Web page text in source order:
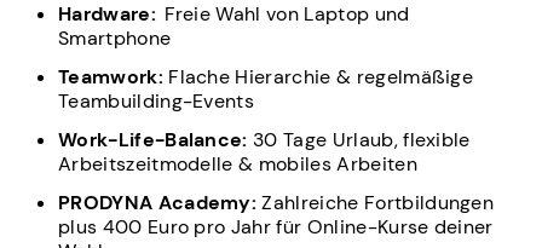
Hardware: Freie Wahl von Laptop und
Smartphone
Teamwork: Flache Hierarchie & regelmäßige
Teambuilding-Events
Work-Life-Balance: 30 Tage Urlaub, flexible
Arbeitszeitmodelle & mobiles Arbeiten
PRODYNA Academy: Zahlreiche Fortbildungen
plus 400 Euro pro Jahr für Online-Kurse deiner